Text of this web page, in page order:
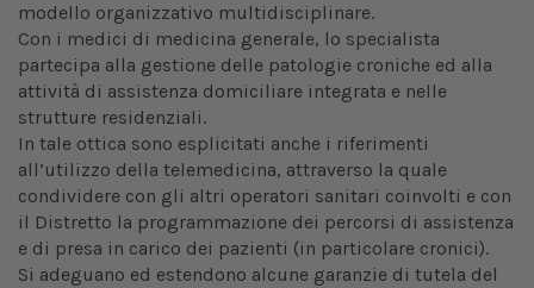
modello organizzativo multidisciplinare.
Con i medici di medicina generale, lo specialista
partecipa alla gestione delle patologie croniche ed alla
attività di assistenza domiciliare integrata e nelle
strutture residenziali.
In tale ottica sono esplicitati anche i riferimenti
all’utilizzo della telemedicina, attraverso la quale
condividere con gli altri operatori sanitari coinvolti e con
il Distretto la programmazione dei percorsi di assistenza
e di presa in carico dei pazienti (in particolare cronici).
Si adeguano ed estendono alcune garanzie di tutela del